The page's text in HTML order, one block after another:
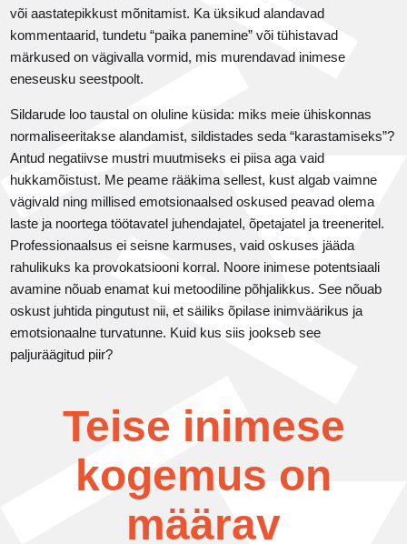
või aastatepikkust mõnitamist. Ka üksikud alandavad
kommentaarid, tundetu “paika panemine” või tühistavad
märkused on vägivalla vormid, mis murendavad inimese
eneseusku seestpoolt.
Sildarude loo taustal on oluline küsida: miks meie ühiskonnas
normaliseeritakse alandamist, sildistades seda “karastamiseks”?
Antud negatiivse mustri muutmiseks ei piisa aga vaid
hukkamõistust. Me peame rääkima sellest, kust algab vaimne
vägivald ning millised emotsionaalsed oskused peavad olema
laste ja noortega töötavatel juhendajatel, õpetajatel ja treeneritel.
Professionaalsus ei seisne karmuses, vaid oskuses jääda
rahulikuks ka provokatsiooni korral. Noore inimese potentsiaali
avamine nõuab enamat kui metoodiline põhjalikkus. See nõuab
oskust juhtida pingutust nii, et säiliks õpilase inimväärikus ja
emotsionaalne turvatunne. Kuid kus siis jookseb see
paljuräägitud piir?
Teise inimese
kogemus on
määrav